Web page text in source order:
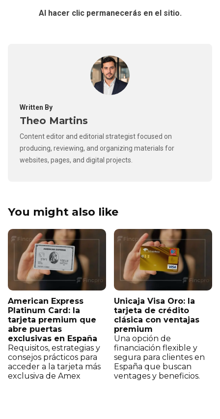
Al hacer clic permanecerás en el sitio.
Written By
Theo Martins
Content editor and editorial strategist focused on
producing, reviewing, and organizing materials for
websites, pages, and digital projects.
You might also like
American Express
Platinum Card: la
tarjeta premium que
abre puertas
exclusivas en España
Requisitos, estrategias y
consejos prácticos para
acceder a la tarjeta más
exclusiva de Amex
Unicaja Visa Oro: la
tarjeta de crédito
clásica con ventajas
premium
Una opción de
financiación flexible y
segura para clientes en
España que buscan
ventages y beneficios.